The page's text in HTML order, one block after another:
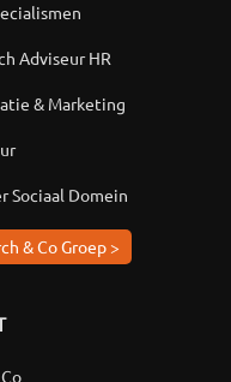
Adviseur HR
& Marketing
Sociaal Domein
& Co Groep >